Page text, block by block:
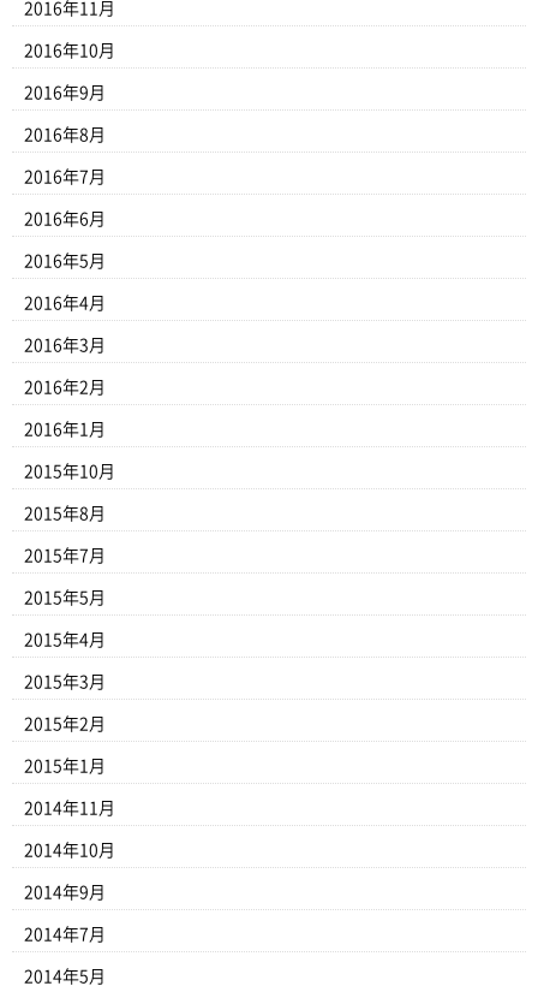
2016年11月
2016年10月
2016年9月
2016年8月
2016年7月
2016年6月
2016年5月
2016年4月
2016年3月
2016年2月
2016年1月
2015年10月
2015年8月
2015年7月
2015年5月
2015年4月
2015年3月
2015年2月
2015年1月
2014年11月
2014年10月
2014年9月
2014年7月
2014年5月